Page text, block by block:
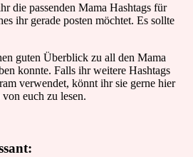
die passenden Mama Hashtags für
ihr gerade posten möchtet. Es sollte
guten Überblick zu all den Mama
konnte. Falls ihr weitere Hashtags
verwendet, könnt ihr sie gerne hier
euch zu lesen.